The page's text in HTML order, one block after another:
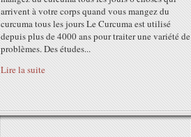
arrivent à votre corps quand vous mangez du
curcuma tous les jours Le Curcuma est utilisé
depuis plus de 4000 ans pour traiter une variété de
problèmes. Des études...
Lire la suite